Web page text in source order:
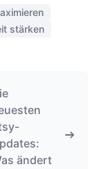
stärken
ändert